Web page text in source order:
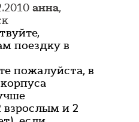
анна,
поездку в
пожалуйста, в
взрослым и 2